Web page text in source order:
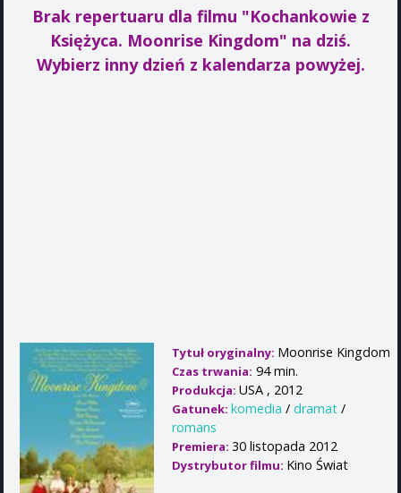
Brak repertuaru dla filmu "Kochankowie z
Księżyca. Moonrise Kingdom" na dziś.
Wybierz inny dzień z kalendarza powyżej.
Tytuł oryginalny: Moonrise Kingdom
Czas trwania: 94 min.
Produkcja: USA , 2012
Gatunek: komedia / dramat /
romans
Premiera: 30 listopada 2012
Dystrybutor filmu: Kino Świat